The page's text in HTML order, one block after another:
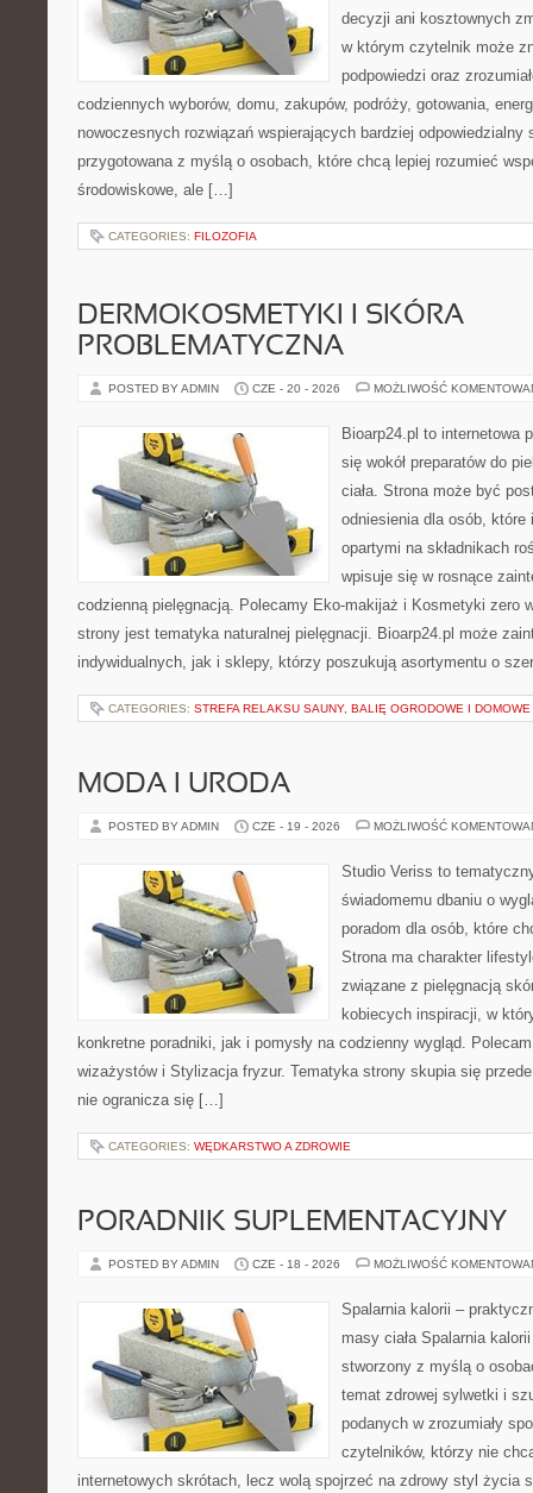
decyzji ani kosztownych
w którym czytelnik może
podpowiedzi oraz
codziennych wyborów, domu, zakupów, podróży, gotowania,
nowoczesnych rozwiązań wspierających bardziej odpowiedzialny
przygotowana z myślą o osobach, które chcą lepiej rozumieć
środowiskowe, ale […]
CATEGORIES: FILOZOFIA
DERMOKOSMETYKI I SKÓRA
PROBLEMATYCZNA
POSTED BY ADMIN CZE - 20 - 2026 MOŻLIWOŚĆ
Bioarp24.pl to internetowa
się wokół preparatów do
ciała. Strona może być
odniesienia dla osób,
opartymi na składnikach
wpisuje się w rosnące
codzienną pielęgnacją. Polecamy Eko-makijaż i Kosmetyki zero
strony jest tematyka naturalnej pielęgnacji. Bioarp24.pl może
indywidualnych, jak i sklepy, którzy poszukują asortymentu o
CATEGORIES: STREFA RELAKSU SAUNY, BALIĘ OGRODOWE I DOMOWE
MODA I URODA
POSTED BY ADMIN CZE - 19 - 2026 MOŻLIWOŚĆ
Studio Veriss to
świadomemu dbaniu o
poradom dla osób, które
Strona ma charakter
związane z pielęgnacją
kobiecych inspiracji, w
konkretne poradniki, jak i pomysły na codzienny wygląd.
wizażystów i Stylizacja fryzur. Tematyka strony skupia się
nie ogranicza się […]
CATEGORIES: WĘDKARSTWO A ZDROWIE
PORADNIK SUPLEMENTACYJNY
POSTED BY ADMIN CZE - 18 - 2026 MOŻLIWOŚĆ
Spalarnia kalorii –
masy ciała Spalarnia
stworzony z myślą o
temat zdrowej sylwetki i
podanych w zrozumiały
czytelników, którzy nie
internetowych skrótach, lecz wolą spojrzeć na zdrowy styl życia